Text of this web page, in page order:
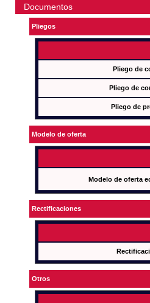
Documentos
Pliegos
Pliego de
Pliego de
Pliego de
Modelo de oferta
Modelo de oferta
Rectificaciones
Otros